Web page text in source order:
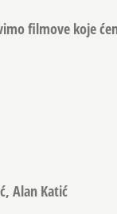
filmove koje
Alan Katić